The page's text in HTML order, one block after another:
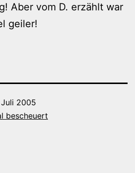
Aber vom D. erzählt war
geiler!
Juli 2005
bescheuert